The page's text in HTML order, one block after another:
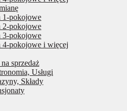
1-pokojowe
2-pokojowe
3-pokojowe
4-pokojowe i więcej
sprzedaż
Usługi
Składy